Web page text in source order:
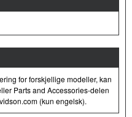
for forskjellige modeller, kan
Parts and Accessories-delen
(kun engelsk).